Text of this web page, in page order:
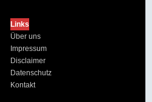
Links
Über uns
Impressum
Disclaimer
Datenschutz
Kontakt